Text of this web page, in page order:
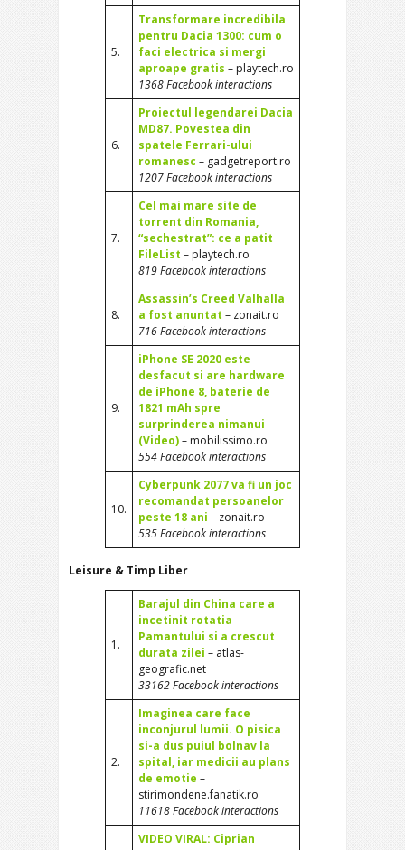
5.
Transformare incredibila
pentru Dacia 1300: cum o
faci electrica si mergi
aproape gratis – playtech.ro
1368 Facebook interactions
6.
Proiectul legendarei Dacia
MD87. Povestea din
spatele Ferrari-ului
romanesc – gadgetreport.ro
1207 Facebook interactions
7.
Cel mai mare site de
torrent din Romania,
“sechestrat”: ce a patit
FileList – playtech.ro
819 Facebook interactions
8.
Assassin’s Creed Valhalla
a fost anuntat – zonait.ro
716 Facebook interactions
9.
iPhone SE 2020 este
desfacut si are hardware
de iPhone 8, baterie de
1821 mAh spre
surprinderea nimanui
(Video)– mobilissimo.ro
554 Facebook interactions
10.
Cyberpunk 2077 va fi un joc
recomandat persoanelor
peste 18 ani – zonait.ro
535 Facebook interactions
Leisure & Timp Liber
1.
Barajul din China care a
incetinit rotatia
Pamantului si a crescut
durata zilei – atlas-
geografic.net
33162 Facebook interactions
2.
Imaginea care face
inconjurul lumii. O pisica
si-a dus puiul bolnav la
spital, iar medicii au plans
de emotie –
stirimondene.fanatik.ro
11618 Facebook interactions
VIDEO VIRAL: Ciprian